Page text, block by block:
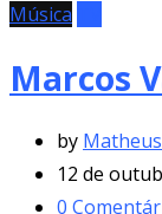
Música
Marcos
by
12 de
0